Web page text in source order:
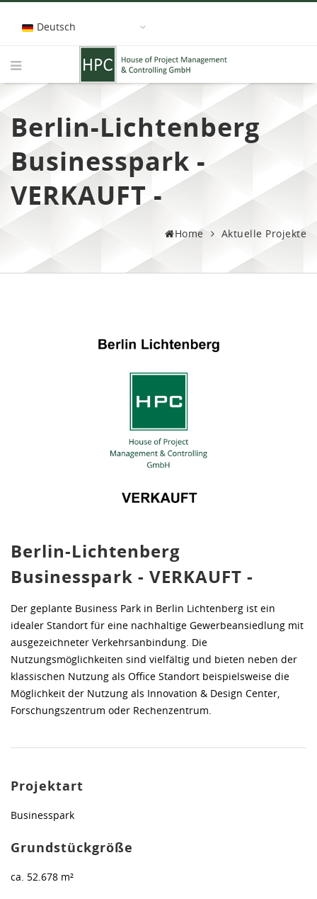
Deutsch
Berlin-Lichtenberg
Businesspark -
VERKAUFT -
Home Aktuelle Projekte
Berlin-Lichtenberg
Businesspark - VERKAUFT -
Der geplante Business Park in Berlin Lichtenberg ist ein
idealer Standort für eine nachhaltige Gewerbeansiedlung mit
ausgezeichneter Verkehrsanbindung. Die
Nutzungsmöglichkeiten sind vielfältig und bieten neben der
klassischen Nutzung als Office Standort beispielsweise die
Möglichkeit der Nutzung als Innovation & Design Center,
Forschungszentrum oder Rechenzentrum.
Projektart
Businesspark
Grundstückgröße
ca. 52.678 m²